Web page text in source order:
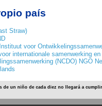
país
Straw)
voor
internationale samenwerking
(NCDO) NGO
de un niño de cada diez no llegará a